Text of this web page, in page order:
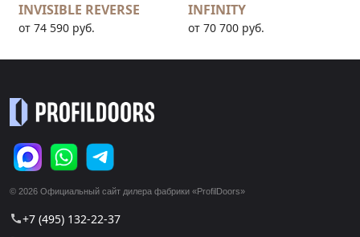
INVISIBLE REVERSE
от 74 590 руб.
INFINITY
от 70 700 руб.
© 2026 Официальный сайт дилера фабрики «ProfilDoors»
call+7 (495) 132-22-37